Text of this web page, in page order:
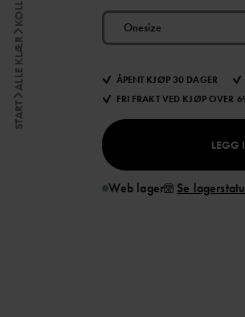
START
ALLE KLÆR
Onesize
ÅPENT KJØP 30 DAGER
FRI FRAKT VED KJØP OVER
LEGG
Web lager Se